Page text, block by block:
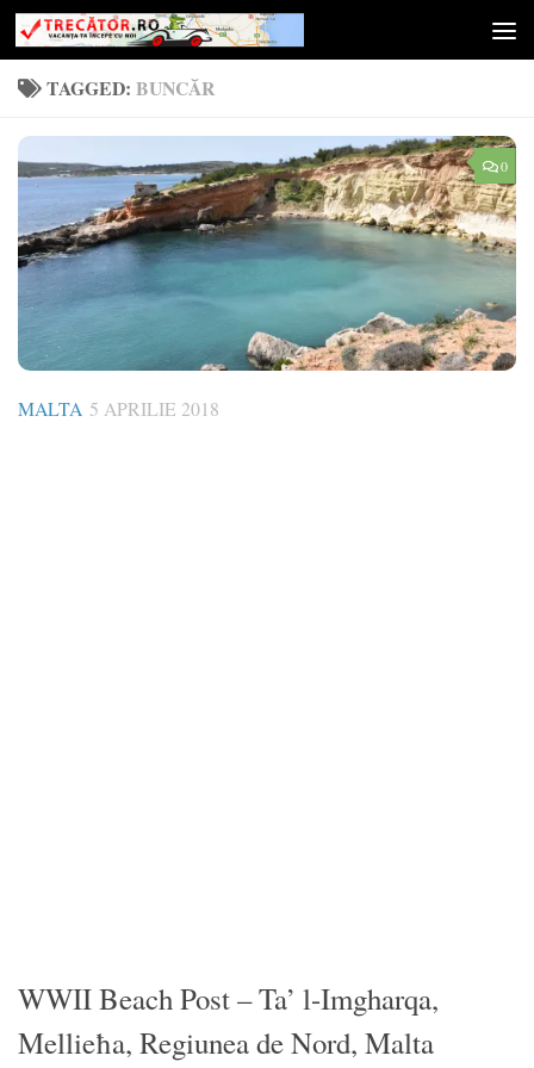
Skip to content
TAGGED: BUNCĂR
0
MALTA 5 APRILIE 2018
WWII Beach Post – Ta’ l-Imgharqa,
Mellieħa, Regiunea de Nord, Malta